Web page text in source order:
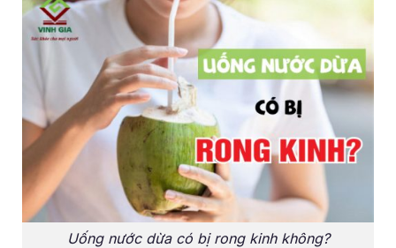
Uống nước dừa có bị rong kinh không?